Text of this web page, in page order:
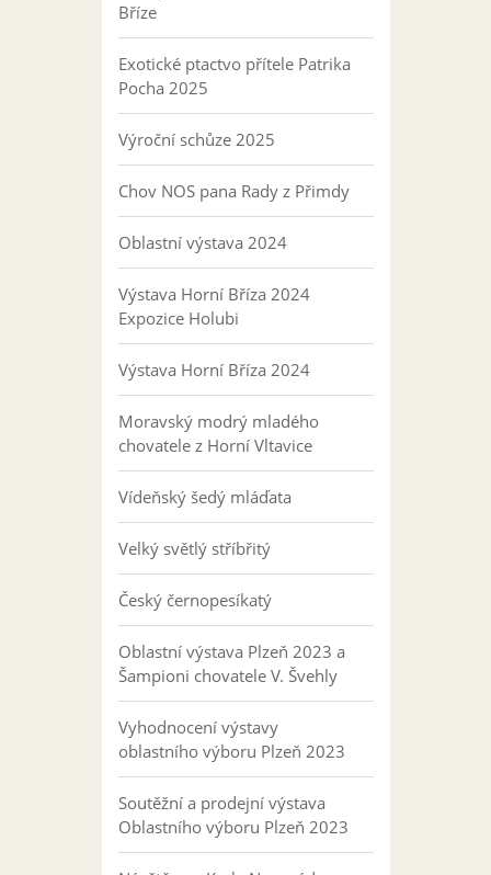
Bříze
Exotické ptactvo přítele Patrika
Pocha 2025
Výroční schůze 2025
Chov NOS pana Rady z Přimdy
Oblastní výstava 2024
Výstava Horní Bříza 2024
Expozice Holubi
Výstava Horní Bříza 2024
Moravský modrý mladého
chovatele z Horní Vltavice
Vídeňský šedý mláďata
Velký světlý stříbřitý
Český černopesíkatý
Oblastní výstava Plzeň 2023 a
Šampioni chovatele V. Švehly
Vyhodnocení výstavy
oblastního výboru Plzeň 2023
Soutěžní a prodejní výstava
Oblastního výboru Plzeň 2023